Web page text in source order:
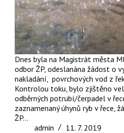
Dnes byla na Magistrát města
odbor ŽP, odeslanána žádost o
nakladání, povrchových vod z
Kontrolou toku, bylo zjištěno
odběrných potrubí/čerpadel v
zaznamenaný úhynů ryb v řece,
ŽP…
admin
11. 7. 2019